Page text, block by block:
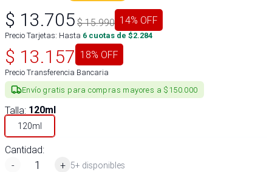
$ 13.705 $15.990 14% OFF
Precio Tarjetas: Hasta 6 cuotas de $2.284
$ 13.157 18% OFF
Precio Transferencia Bancaria
Envío gratis para compras mayores a $150.000
Talla: 120ml
120ml
Cantidad:
-
+ 5+ disponibles